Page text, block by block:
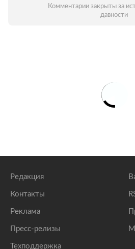
Комментарии закрыты за
давности
Редакция
Контакты
Реклама
Пресс-релизы
Техподдержка